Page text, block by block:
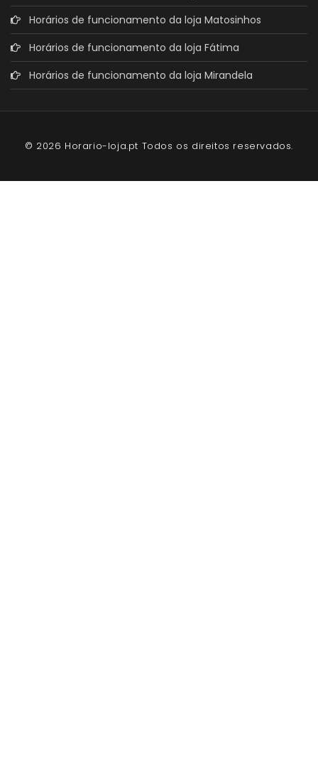
Horários de funcionamento da loja Matosinhos
Horários de funcionamento da loja Fátima
Horários de funcionamento da loja Mirandela
© 2026 Horario-loja.pt Todos os direitos reservados.